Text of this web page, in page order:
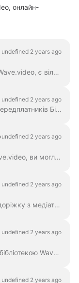
онлайн-
undefined 2 years ago
Вся музика, надана в бібліотеці Wave.video, є вільною від авторських прав. Це означає, що ви можете використовувати її на власний розсуд, включаючи відео, які ви створюєте для...
undefined 2 years ago
Ця функція доступна лише для передплатників Бізнес. Вона дозволяє іншим людям редагувати ваш проект. За замовчуванням, тільки ви можете редагувати свої проекти. W...
undefined 2 years ago
Завантажуючи своє відео на Wave.video, ви могли бачити таке повідомлення: "На жаль, ми не можемо завантажити ваш відеокліп, оскільки він перевищує 100...
undefined 2 years ago
Якщо ви використовували аудіодоріжку з медіатеки Wave.video, ви можете знайти її назву та Stock ID у редакторі Wave.video: клацніть аудіодоріжку на панелі...
undefined 2 years ago
Вся музика, яка постачається з бібліотекою Wave.video, не підлягає ліцензуванню. Це означає, що ви можете використовувати її в будь-якому відео і на будь-якій платформі, включаючи ...
undefined 2 years ago